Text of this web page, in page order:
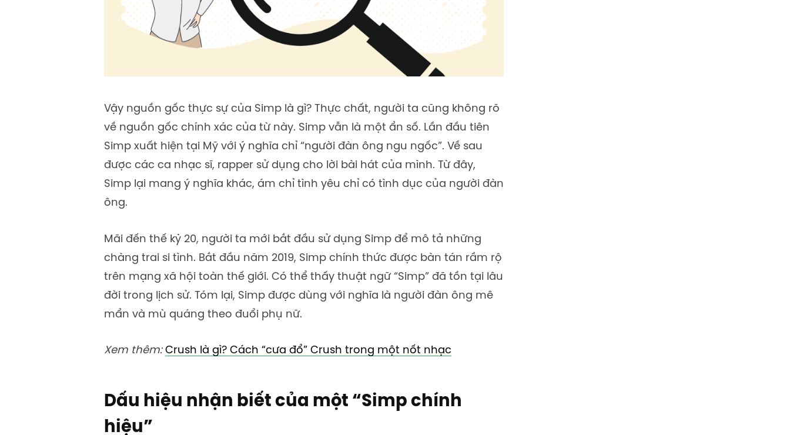
Vậy nguồn gốc thực sự của Simp là gì? Thực chất, người ta cũng không rõ
về nguồn gốc chính xác của từ này. Simp vẫn là một ẩn số. Lần đầu tiên
Simp xuất hiện tại Mỹ với ý nghĩa chỉ “người đàn ông ngu ngốc”. Về sau
được các ca nhạc sĩ, rapper sử dụng cho lời bài hát của mình. Từ đây,
Simp lại mang ý nghĩa khác, ám chỉ tình yêu chỉ có tình dục của người đàn
ông.
Mãi đến thế kỷ 20, người ta mới bắt đầu sử dụng Simp để mô tả những
chàng trai si tình. Bắt đầu năm 2019, Simp chính thức được bàn tán rầm rộ
trên mạng xã hội toàn thế giới. Có thể thấy thuật ngữ “Simp” đã tồn tại lâu
đời trong lịch sử. Tóm lại, Simp được dùng với nghĩa là người đàn ông mê
mẩn và mù quáng theo đuổi phụ nữ.
Xem thêm: Crush là gì? Cách “cưa đổ” Crush trong một nốt nhạc
Dấu hiệu nhận biết của một “Simp chính
hiệu”